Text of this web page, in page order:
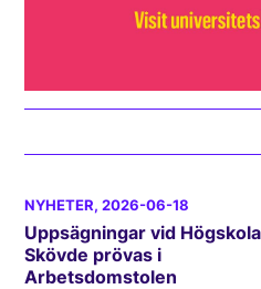
NYHETER, 2026-06-18
Uppsägningar vid
Skövde prövas i
Arbetsdomstolen